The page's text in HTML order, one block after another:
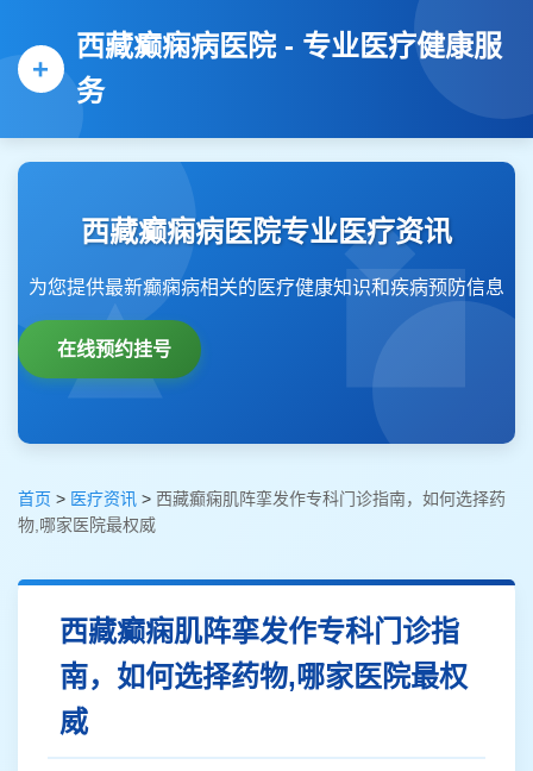
西藏癫痫病医院 - 专业医疗健康服
务
西藏癫痫病医院专业医疗资讯
为您提供最新癫痫病相关的医疗健康知识和疾病预防信息
在线预约挂号
首页 > 医疗资讯 > 西藏癫痫肌阵挛发作专科门诊指南，如何选择药
物,哪家医院最权威
西藏癫痫肌阵挛发作专科门诊指
南，如何选择药物,哪家医院最权
威